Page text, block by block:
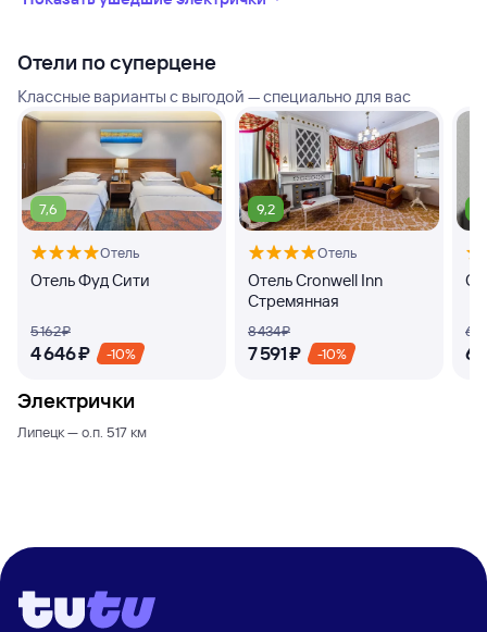
Отели по суперцене
Классные варианты с выгодой — специально для вас
7,6
Отель
Отель Фуд Сити
5 ⁠162 ⁠₽
4 ⁠646 ⁠₽ -10%
9,2
Отель
Отель Cronwell Inn
Стремянная
8 ⁠434 ⁠₽
7 ⁠591 ⁠₽ -10%
6
6
Электрички
Липецк — о.п. 517 км